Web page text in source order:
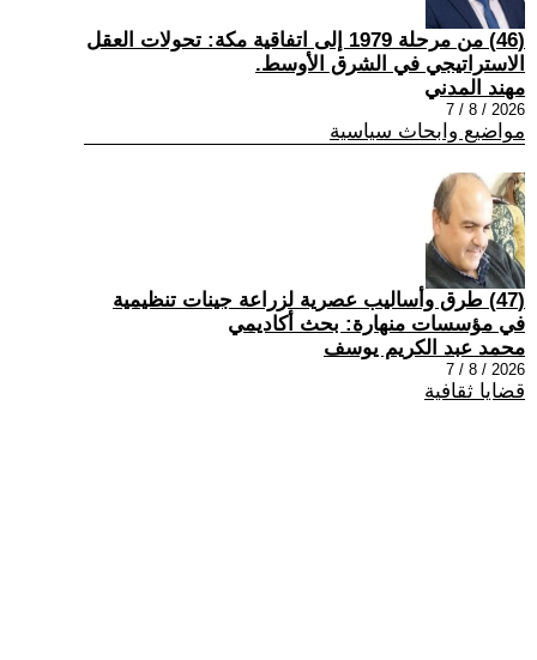
(46) من مرحلة 1979 إلى اتفاقية مكة: تحولات العقل
الاستراتيجي في الشرق الأوسط.
مهند المدني
2026 / 8 / 7
مواضيع وابحاث سياسية
(47) طرق وأساليب عصرية لزراعة جينات تنظيمية
في مؤسسات منهارة: بحث أكاديمي
محمد عبد الكريم يوسف
2026 / 8 / 7
قضايا ثقافية